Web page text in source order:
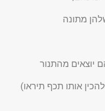
מתונה
יוצאים מהתנור
אותו תכף תיראו)